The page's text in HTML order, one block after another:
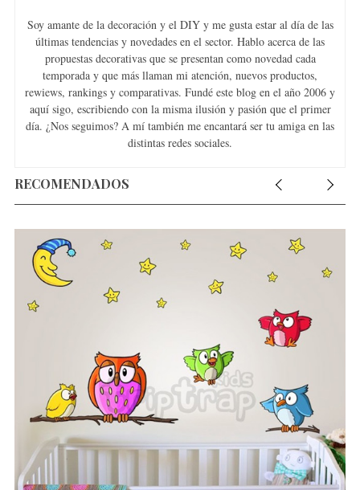
Soy amante de la decoración y el DIY y me gusta estar al día de las
últimas tendencias y novedades en el sector. Hablo acerca de las
propuestas decorativas que se presentan como novedad cada
temporada y que más llaman mi atención, nuevos productos,
rewiews, rankings y comparativas. Fundé este blog en el año 2006 y
aquí sigo, escribiendo con la misma ilusión y pasión que el primer
día. ¿Nos seguimos? A mí también me encantará ser tu amiga en las
distintas redes sociales.
RECOMENDADOS